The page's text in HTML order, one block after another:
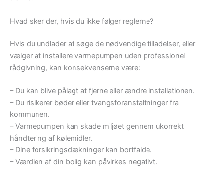
Hvad sker der, hvis du ikke følger reglerne?
Hvis du undlader at søge de nødvendige tilladelser, eller
vælger at installere varmepumpen uden professionel
rådgivning, kan konsekvenserne være:
– Du kan blive pålagt at fjerne eller ændre installationen.
– Du risikerer bøder eller tvangsforanstaltninger fra
kommunen.
– Varmepumpen kan skade miljøet gennem ukorrekt
håndtering af kølemidler.
– Dine forsikringsdækninger kan bortfalde.
– Værdien af din bolig kan påvirkes negativt.